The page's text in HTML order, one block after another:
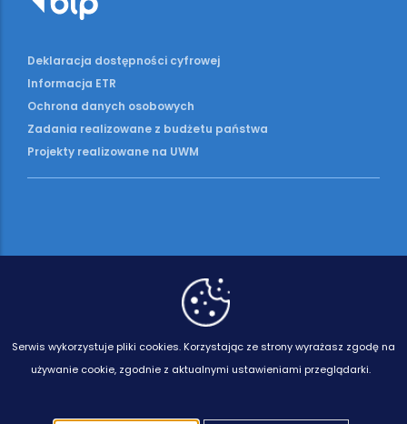
Deklaracja dostępności cyfrowej
Informacja ETR
Ochrona danych osobowych
Zadania realizowane z budżetu państwa
Projekty realizowane na UWM
Serwis wykorzystuje pliki cookies. Korzystając ze strony wyrażasz zgodę na
używanie cookie, zgodnie z aktualnymi ustawieniami przeglądarki.